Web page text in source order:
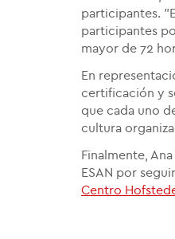
participantes.
participantes
mayor de 72
En
certificación y
que cada uno
cultura
Finalmente,
ESAN por
Centro